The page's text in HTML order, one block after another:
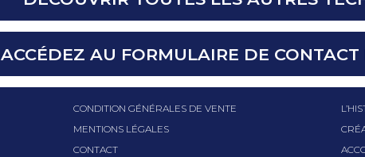
ACCÉDEZ AU FORMULAIRE DE
CONDITION GÉNÉRALES DE VENTE
MENTIONS LÉGALES
CONTACT